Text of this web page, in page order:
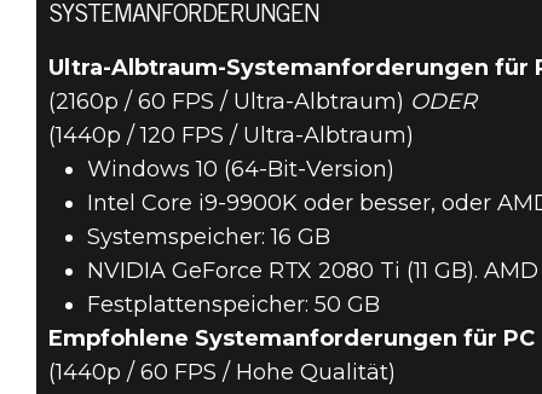
SYSTEMANFORDERUNGEN
Ultra-Albtraum-Systemanforderungen für
(2160p / 60 FPS / Ultra-Albtraum) ODER
(1440p / 120 FPS / Ultra-Albtraum)
Windows 10 (64-Bit-Version)
Intel Core i9-9900K oder besser, oder
Systemspeicher: 16 GB
NVIDIA GeForce RTX 2080 Ti (11 GB).
Festplattenspeicher: 50 GB
Empfohlene Systemanforderungen für PC
(1440p / 60 FPS / Hohe Qualität)